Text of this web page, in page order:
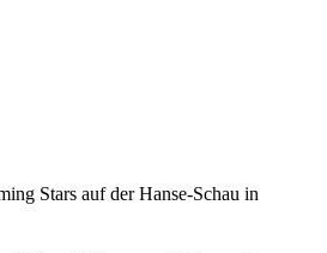
Stars auf der Hanse-Schau in